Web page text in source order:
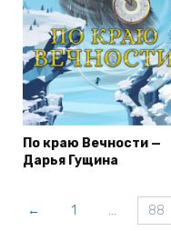
По краю Вечности —
Дарья Гущина
← 1 … 88